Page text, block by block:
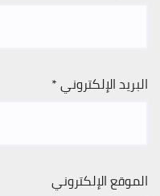
البريد الإلكتروني*
الموقع الإلكتروني